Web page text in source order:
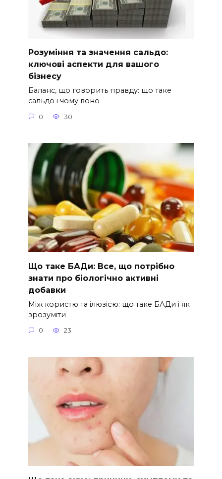
Розуміння та значення сальдо:
ключові аспекти для вашого
бізнесу
Баланс, що говорить правду: що таке
сальдо і чому воно
0 30
Що таке БАДи: Все, що потрібно
знати про біологічно активні
добавки
Між користю та ілюзією: що таке БАДи і як
зрозуміти
0 23